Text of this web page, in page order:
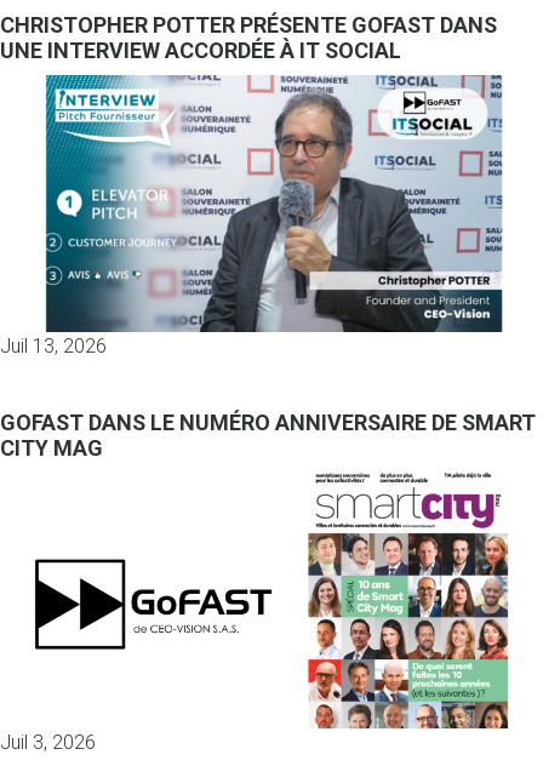
CHRISTOPHER POTTER PRÉSENTE GOFAST DANS
UNE INTERVIEW ACCORDÉE À IT SOCIAL
Juil 13, 2026
GOFAST DANS LE NUMÉRO ANNIVERSAIRE DE SMART
CITY MAG
Juil 3, 2026